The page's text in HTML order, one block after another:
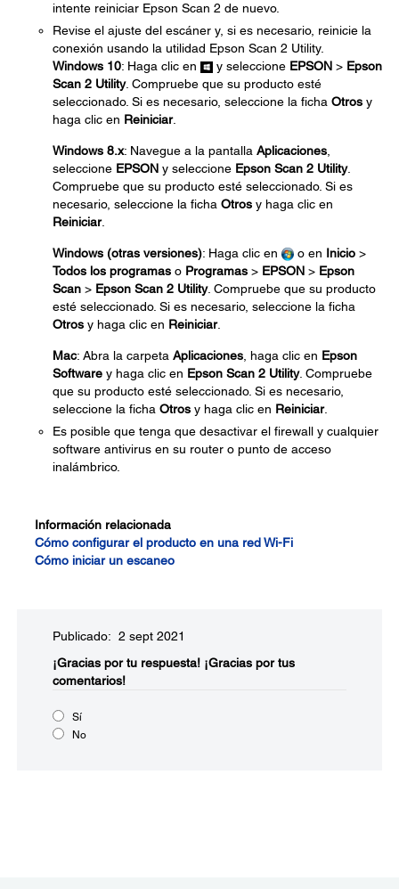
intente reiniciar Epson Scan 2 de nuevo.
Revise el ajuste del escáner y, si es necesario, reinicie la
conexión usando la utilidad Epson Scan 2 Utility.
Windows 10: Haga clic en y seleccione EPSON > Epson
Scan 2 Utility. Compruebe que su producto esté
seleccionado. Si es necesario, seleccione la ficha Otros y
haga clic en Reiniciar.
Windows 8.x: Navegue a la pantalla Aplicaciones
seleccione EPSON y seleccione Epson Scan 2 Utility.
Compruebe que su producto esté seleccionado. Si es
necesario, seleccione la ficha Otros y haga clic en
Reiniciar.
Windows (otras versiones): Haga clic en o en Inicio >
Todos los programas o Programas > EPSON > Epson
Scan > Epson Scan 2 Utility. Compruebe que su producto
esté seleccionado. Si es necesario, seleccione la ficha
Otros y haga clic en Reiniciar.
Mac: Abra la carpeta Aplicaciones , haga clic en Epson
Software y haga clic en Epson Scan 2 Utility. Compruebe
que su producto esté seleccionado. Si es necesario,
seleccione la ficha Otros y haga clic en Reiniciar.
Es posible que tenga que desactivar el firewall y cualquier
software antivirus en su router o punto de acceso
inalámbrico.
Información relacionada
Cómo configurar el producto en una red Wi-Fi
Cómo iniciar un escaneo
Publicado: 2 sept 2021
¡Gracias por tu respuesta! ¡Gracias por tus
comentarios!
Sí
No